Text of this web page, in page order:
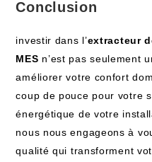
Conclusion
investir dans l’extracteur
MES n’est pas seulement
améliorer votre confort
coup de pouce pour votre
énergétique de votre
nous nous engageons à
qualité qui transforment